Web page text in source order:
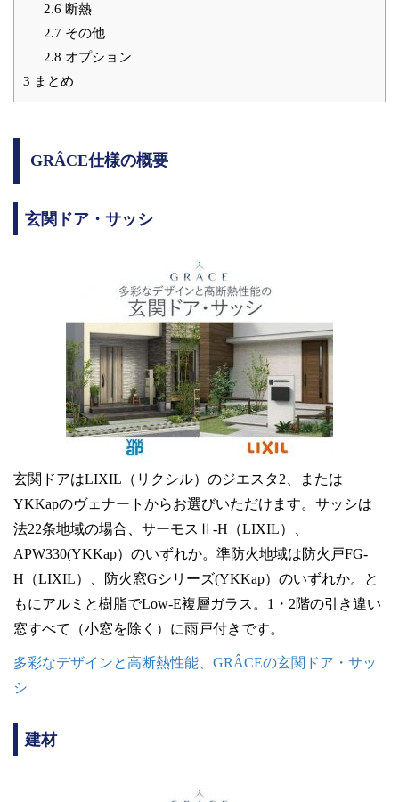
2.6 断熱
2.7 その他
2.8 オプション
3 まとめ
GRÂCE仕様の概要
玄関ドア・サッシ
玄関ドアはLIXIL（リクシル）のジエスタ2、または
YKKapのヴェナートからお選びいただけます。サッシは
法22条地域の場合、サーモスⅡ-H（LIXIL）、
APW330(YKKap）のいずれか。準防火地域は防火戸FG-
H（LIXIL）、防火窓Gシリーズ(YKKap）のいずれか。と
もにアルミと樹脂でLow-E複層ガラス。1・2階の引き違い
窓すべて（小窓を除く）に雨戸付きです。
多彩なデザインと高断熱性能、GRÂCEの玄関ドア・サッ
シ
建材